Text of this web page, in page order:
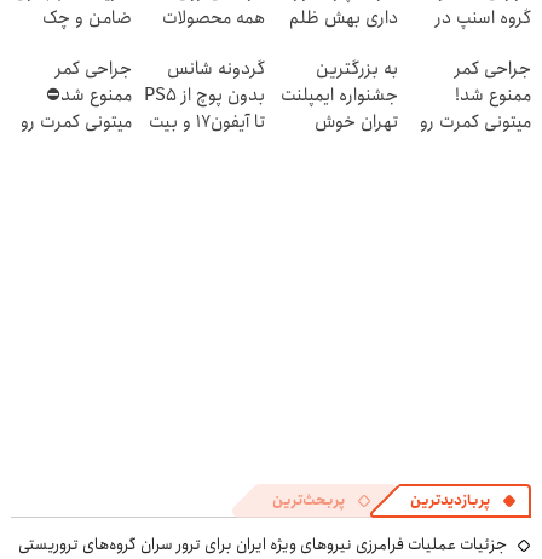
گروه اسنپ در
داری بهش ظلم
همه محصولات
ضامن و چک
جراحی کمر
ممنوع شد!
میتونی کمرت رو
به بزرگترین
جشنواره ایمپلنت
تهران خوش
گردونه شانس
بدون پوچ از PS5
تا آیفون17 و بیت
جراحی کمر
ممنوع شد⛔
میتونی کمرت رو
پربازدیدترین پربحث‌ترین
جزئیات عملیات فرامرزی نیروهای ویژه ایران برای ترور سران گروه‌های تروریستی